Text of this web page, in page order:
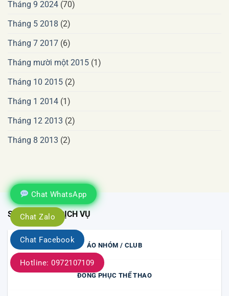
Chat WhatsApp
Chat Zalo
Chat Facebook
Hotline: 0972107109
Tháng 9 2024 (70)
Tháng 5 2018 (2)
Tháng 7 2017 (6)
Tháng mười một 2015 (1)
Tháng 10 2015 (2)
Tháng 1 2014 (1)
Tháng 12 2013 (2)
Tháng 8 2013 (2)
SẢN PHẨM & DỊCH VỤ
ÁO NHÓM / CLUB
ĐỒNG PHỤC THỂ THAO